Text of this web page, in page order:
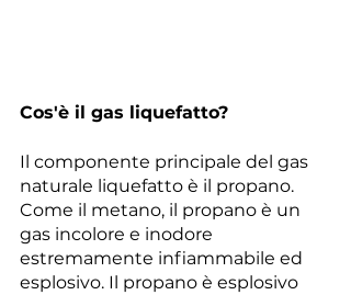
Cos'è il gas liquefatto?
Il componente principale del gas
naturale liquefatto è il propano.
Come il metano, il propano è un
gas incolore e inodore
estremamente infiammabile ed
esplosivo. Il propano è esplosivo